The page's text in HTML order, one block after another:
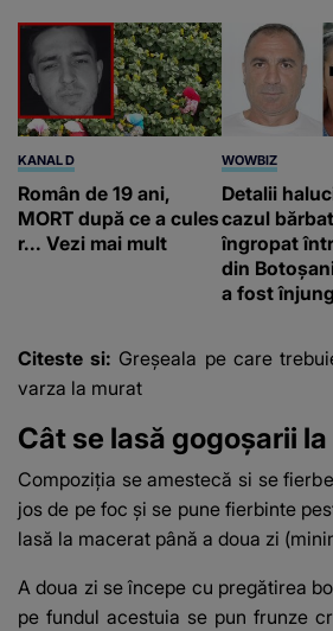
KANAL D
Român de 19 ani,
MORT după ce a cules
r... Vezi mai mult
WOWBIZ
Detalii
cazul
îngropat
din
a fost
suspecți
Citeste si: Greșeala pe care
varza la murat
Cât se lasă gogoșarii
Compoziția se amestecă si se
jos de pe foc și se pune fierbinte
lasă la macerat până a doua zi
A doua zi se începe cu pregătirea
pe fundul acestuia se pun frunze